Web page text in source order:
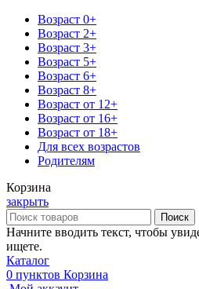
Возраст 0+
Возраст 2+
Возраст 3+
Возраст 5+
Возраст 6+
Возраст 8+
Возраст от 12+
Возраст от 16+
Возраст от 18+
Для всех возрастов
Родителям
Корзина
закрыть
Поиск
Начните вводить текст, чтобы
ищете.
Каталог
0 пунктов Корзина